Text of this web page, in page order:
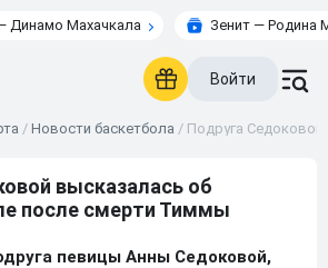
Динамо Махачкала Зенит — Родина
Войти
/ Новости баскетбола / Подруга
высказалась об
после смерти Тиммы
певицы Анны Седоковой,